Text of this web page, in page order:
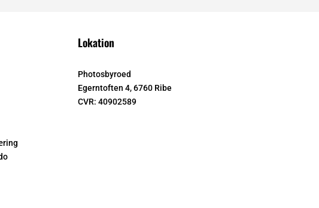
Lokation
Photosbyroed
Egerntoften 4, 6760 Ribe
CVR: 40902589